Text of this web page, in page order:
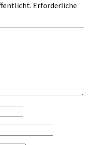
Erforderliche